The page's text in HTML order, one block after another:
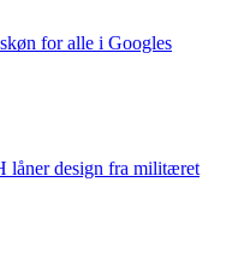
for alle i Googles
låner design fra militæret